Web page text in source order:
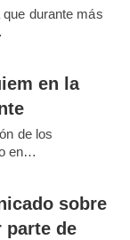
durante más
en la
de los
en…
sobre
parte de